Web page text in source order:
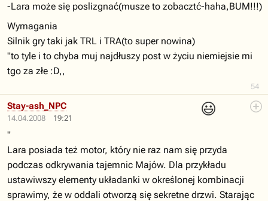
54
-Lara może się poslizgnać(musze to zobacztć-haha,BUM!!!)
Wymagania
Silnik gry taki jak TRL i TRA(to super nowina)
"to tyle i to chyba muj najdłuszy post w życiu niemiejsie mi
tgo za złe :D,,
14.04.2008 19:21
😃
Stay-ash_NPC
"
Lara posiada też motor, który nie raz nam się przyda
podczas odkrywania tajemnic Majów. Dla przykładu
ustawiwszy elementy układanki w określonej kombinacji
sprawimy, że w oddali otworzą się sekretne drzwi. Starając